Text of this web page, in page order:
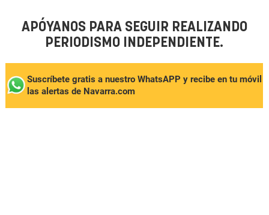
APÓYANOS PARA SEGUIR REALIZANDO
PERIODISMO INDEPENDIENTE.
Suscríbete gratis a nuestro WhatsAPP y recibe en tu móvil
las alertas de Navarra.com